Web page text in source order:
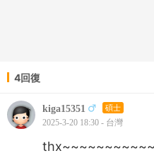
4回復
kiga15351 碩士
2025-3-20 18:30 - 台灣